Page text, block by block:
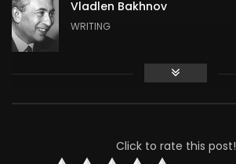
Vladimir Etush
АНТОН СЕМЕНОВИЧ ШПАК
Vladlen Bakhnov
WRITING
Click to rate this post!